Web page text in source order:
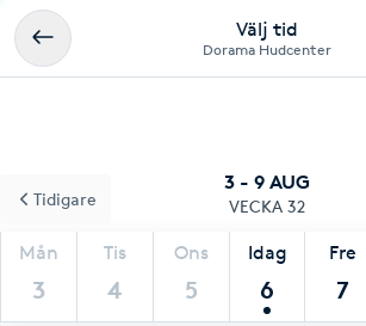
Välj tid
Dorama Hudcenter
3 - 9 AUG
VECKA 32
Mån
3
Tis
4
Ons
5
Idag
6
Fre
7
Tidigare